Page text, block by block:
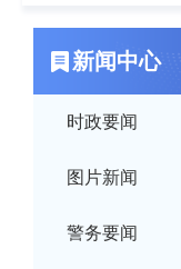
新闻中心
时政要闻
图片新闻
警务要闻